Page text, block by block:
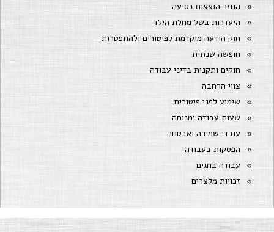
החזר הוצאות נסיעה
היעדרות בשל מחלת הילד
חוק הודעה מוקדמת לפיטורים ולהתפטרות
חופשה שנתית
חוקים ותקנות בדיני עבודה
צווי הרחבה
שימוע לפני פיטורים
שעות עבודה ומנוחה
עובדי שמירה ואבטחה
הפסקות בעבודה
עבודה בחגים
זכויות מלצרים